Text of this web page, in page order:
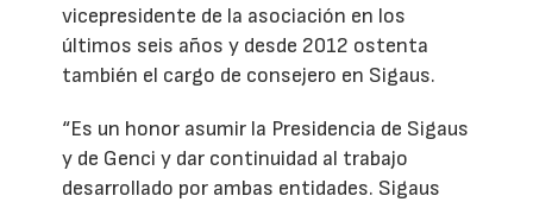
vicepresidente de la asociación en los
últimos seis años y desde 2012 ostenta
también el cargo de consejero en Sigaus.
“Es un honor asumir la Presidencia de Sigaus
y de Genci y dar continuidad al trabajo
desarrollado por ambas entidades. Sigaus